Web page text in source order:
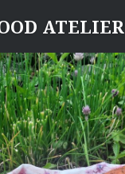
ATELIER